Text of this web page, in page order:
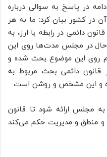
در پاسخ به سوالی درباره
در کشور بیان کرد: ما به هر
دائمی در رابطه با ارز، به
حال در مجلس مدت‌ها روی این
روی این موضوع بحث شده و
قانون دائمی بحث مربوط به
و این مشخص و روشن است.
به مجلس ارائه شود تا قانون
و منطق و مدیریت حکم می‌کند